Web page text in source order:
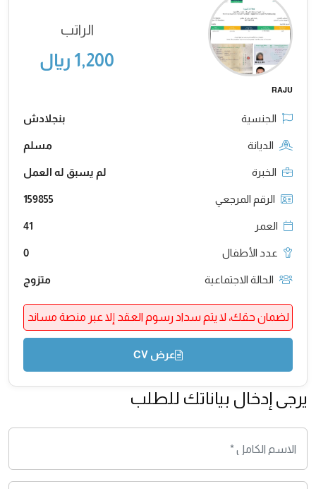
RAJU
الراتب
1,200 ريال
الجنسية بنجلادش
الديانة مسلم
الخبرة لم يسبق له العمل
الرقم المرجعي 159855
العمر 41
عدد الأطفال 0
الحالة الاجتماعية متزوج
لضمان حقك، لا يتم سداد رسوم العقد إلا عبر منصة مساند
عرض CV
يرجى إدخال بياناتك للطلب